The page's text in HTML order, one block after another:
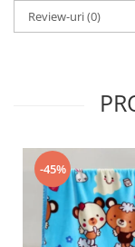
Review-uri(0)
-45%